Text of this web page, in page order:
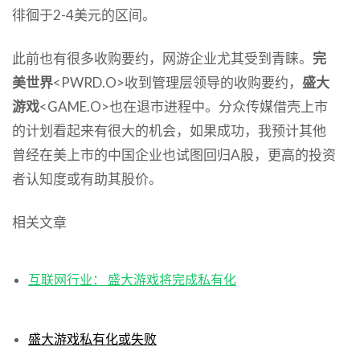
徘徊于2-4美元的区间。
此前也有很多收购要约，网游企业尤其受到青睐。 完
美世界<PWRD.O>收到管理层领导的收购要约， 盛大
游戏<GAME.O>也在退市进程中。分众传媒借壳上市
的计划看起来有很大的机会，如果成功，我预计其他
曾经在美上市的中国企业也试图回归A股，更高的投资
者认知度或有助其股价。
相关文章
互联网行业： 盛大游戏将完成私有化
盛大游戏私有化或失败